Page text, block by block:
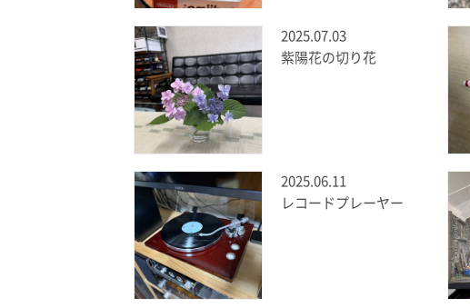
2025.07.03
紫陽花の切り花
2025.06.11
レコードプレーヤー